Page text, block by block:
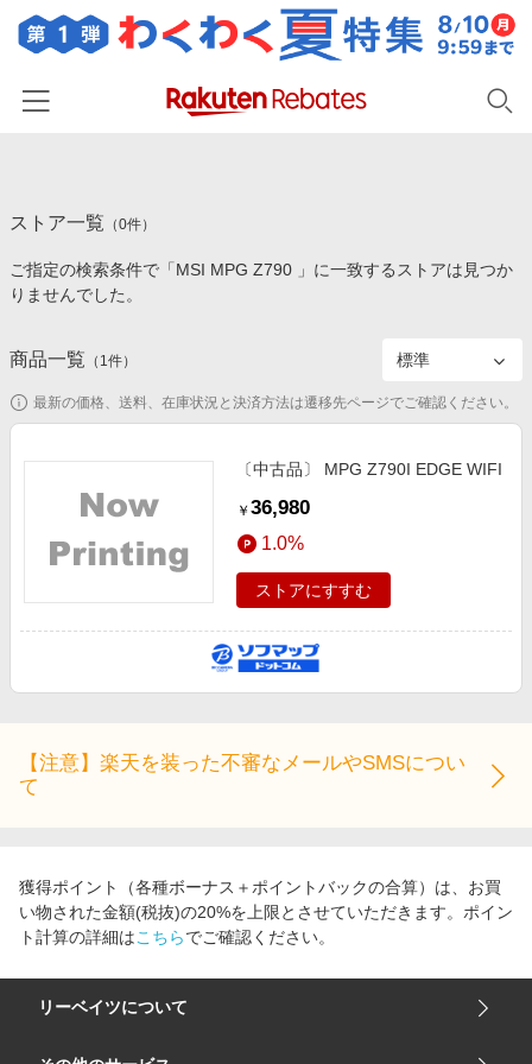
カテゴリー一覧
百貨店・総合ECモール
食品・スイーツ・お酒
コスメ・健康・医薬品
キッズ・ベビー用品
家電・PC・スマホ・カメラ
エンタメ
金融・マネー・保険
イベント一覧
初回購入者限定特典
対象ストア新規限定特典
楽天ペイ導入ストア
楽天サービス特集
旅行特集
お中元特集2026
Apple公式サイト×楽天カード分割払い
Qoo10メガポ
ストア一覧 （0件）
ご指定の検索条件で「MSI MPG Z790 」に一致するストアは見つか
りませんでした。
商品一覧 （ 1件）
最新の価格、送料、在庫状況と決済方法は遷移先ページでご確認ください。
〔中古品〕 MPG Z790I EDGE WIFI
￥ 36,980
1.0%
ストアにすすむ
【注意】楽天を装った不審なメールやSMSについ
て
獲得ポイント（各種ボーナス＋ポイントバックの合算）は、お買
い物された金額(税抜)の20%を上限とさせていただきます。ポイン
ト計算の詳細はこちらでご確認ください。
リーベイツについて
会社概要